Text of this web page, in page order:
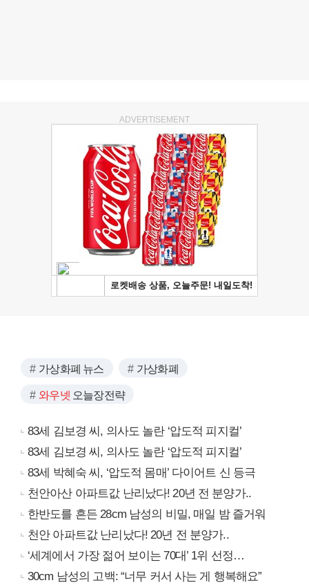
ADVERTISEMENT
가상화폐 뉴스 가상화폐
와우넷 오늘장전략
83세 김보경 씨, 의사도 놀란 ‘압도적 피지컬’
83세 김보경 씨, 의사도 놀란 ‘압도적 피지컬’
83세 박혜숙 씨, ‘압도적 몸매’ 다이어트 신 등극
천안아산 아파트값 난리났다! 20년 전 분양가..
한반도를 흔든 28cm 남성의 비밀, 매일 밤 즐거워
천안 아파트값 난리났다! 20년 전 분양가..
‘세계에서 가장 젊어 보이는 70대’ 1위 선정…
30cm 남성의 고백: “너무 커서 사는 게 행복해요”